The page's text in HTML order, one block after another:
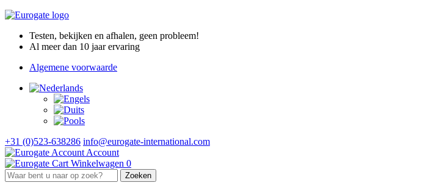
Testen, bekijken en afhalen, geen probleem!
Al meer dan 10 jaar ervaring
Algemene voorwaarde
+31 (0)523-638286 info@eurogate-international.com
Account
Winkelwagen 0